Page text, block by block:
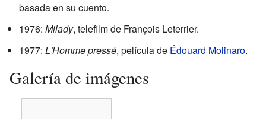
basada en su cuento.
1976: Milady, telefilm de François Leterrier.
1977: L'Homme pressé, película de Édouard Molinaro.
Galería de imágenes